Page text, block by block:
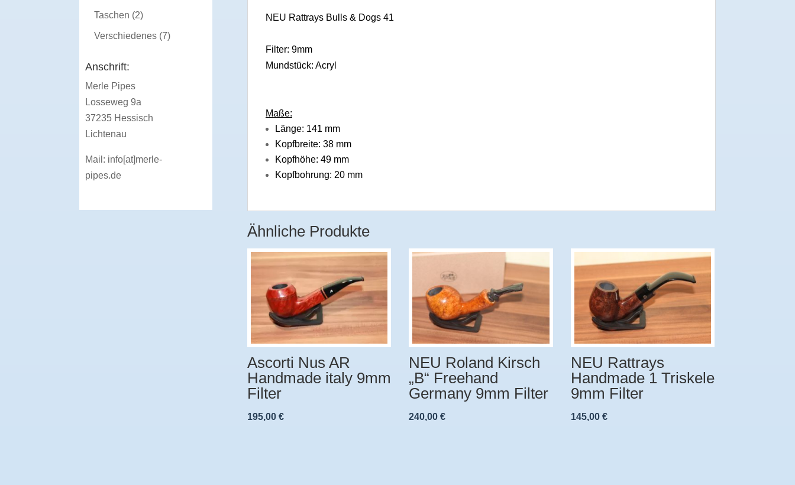
NEU Rattrays Bulls & Dogs 41
Filter: 9mm
Mundstück: Acryl
Maße:
Länge: 141 mm
Kopfbreite: 38 mm
Kopfhöhe: 49 mm
Kopfbohrung: 20 mm
Ähnliche Produkte
Ascorti Nus AR
Handmade italy 9mm
Filter
195,00 €
NEU Roland Kirsch
„B“ Freehand
Germany 9mm Filter
240,00€
NEU Rattrays
Handmade 1 Triskele
9mm Filter
145,00 €
Produkte
Taschen 22
Produkte
Verschiedenes 77
Anschrift:
Merle Pipes
Losseweg 9a
37235 Hessisch
Lichtenau
Mail: info[at]merle-
pipes.de